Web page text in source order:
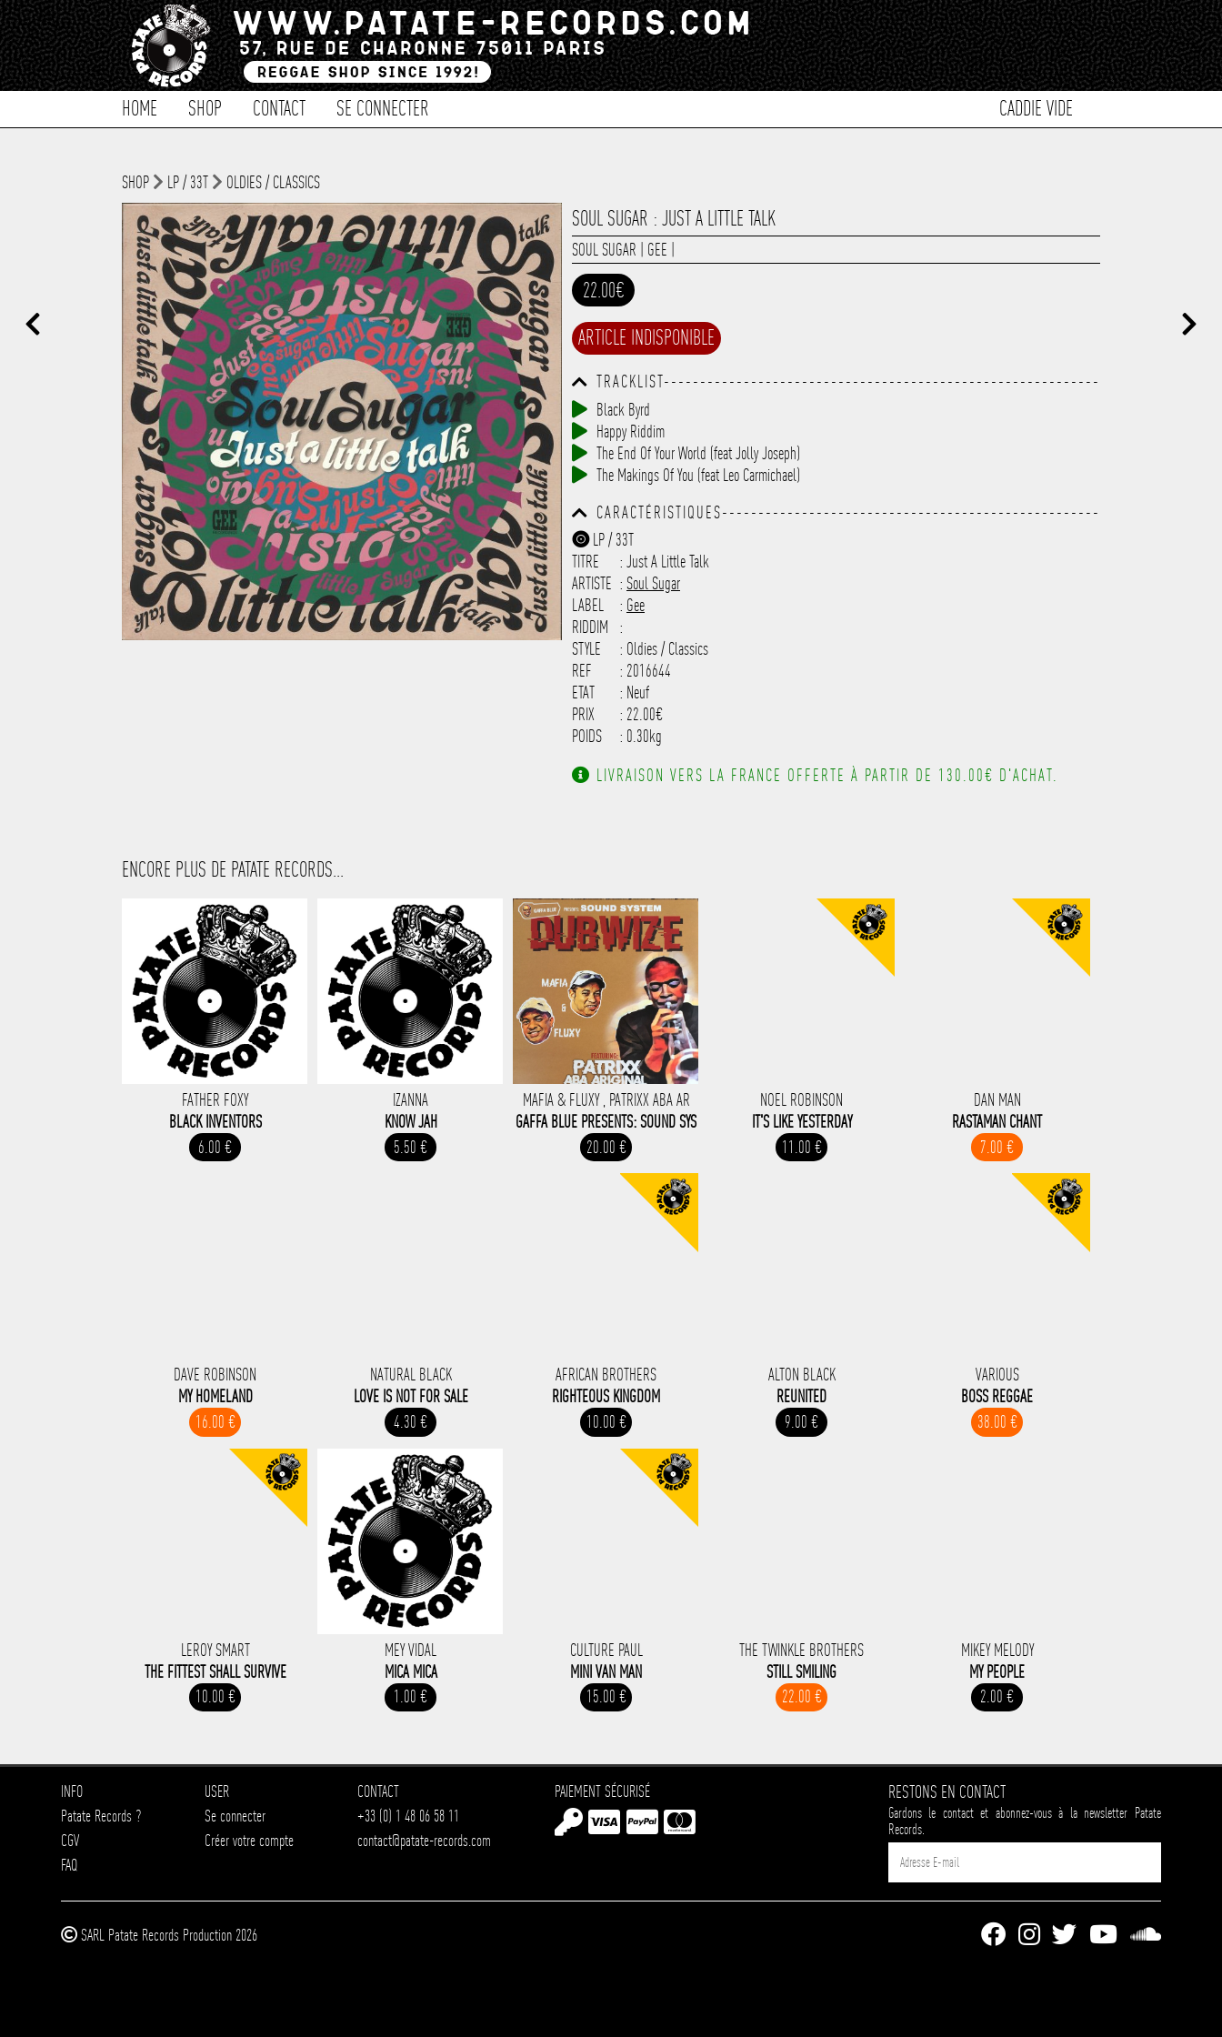
HOME SHOP CONTACT SE CONNECTER CADDIE VIDE
SHOP LP / 33T OLDIES / CLASSICS
SOUL SUGAR : JUST A LITTLE TALK
SOUL SUGAR GEE
22.00€
ARTICLE INDISPONIBLE
TRACKLIST------------------------------------------------------------
---------------------------------------------------------------------
---------------------------------------------------------------------
-----------
Black Byrd
Happy Riddim
The End Of Your World (feat Jolly Joseph)
The Makings Of You (feat Leo Carmichael)
CARACTÉRISTIQUES----------------------------------------------------
---------------------------------------------------------------------
---------------------------------------------------------------------
-------------------
LP / 33T
TITRE
: Just A Little Talk
ARTISTE : Soul Sugar
LABEL
: Gee
RIDDIM
:
STYLE
: Oldies / Classics
REF
: 2016644
ETAT
: Neuf
PRIX
: 22.00€
POIDS
: 0.30kg
LIVRAISON VERS LA FRANCE OFFERTE À PARTIR DE 130.00€ D'ACHAT.
ENCORE PLUS DE PATATE RECORDS...
FATHER FOXY
BLACK INVENTORS
6.00 €
IZANNA
KNOW JAH
5.50 €
MAFIA & FLUXY , PATRIXX ABA AR
GAFFA BLUE PRESENTS: SOUND SYS
20.00 €
NOEL ROBINSON
IT'S LIKE YESTERDAY
11.00 €
DAN MAN
RASTAMAN CHANT
7.00 €
DAVE ROBINSON
MY HOMELAND
16.00 €
NATURAL BLACK
LOVE IS NOT FOR SALE
4.30 €
AFRICAN BROTHERS
RIGHTEOUS KINGDOM
10.00 €
ALTON BLACK
REUNITED
9.00 €
VARIOUS
BOSS REGGAE
38.00 €
LEROY SMART
THE FITTEST SHALL SURVIVE
10.00 €
MEY VIDAL
MICA MICA
1.00 €
CULTURE PAUL
MINI VAN MAN
15.00 €
THE TWINKLE BROTHERS
STILL SMILING
22.00 €
MIKEY MELODY
MY PEOPLE
2.00 €
INFO
Patate Records ?
CGV
FAQ
USER
Se connecter
Créer votre compte
CONTACT
+33 (0) 1 48 06 58 11
contact@patate-records.com
PAIEMENT SÉCURISÉ RESTONS EN CONTACT
Gardons le contact et abonnez-vous à la newsletter Patate
Records.
SARL Patate Records Production 2026